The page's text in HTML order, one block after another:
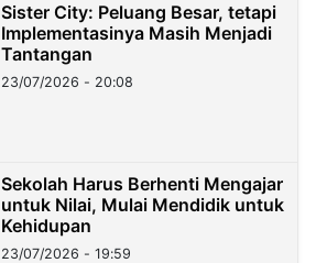
Sister City: Peluang Besar, tetapi
Implementasinya Masih Menjadi
Tantangan
23/07/2026 - 20:08
Sekolah Harus Berhenti Mengajar
untuk Nilai, Mulai Mendidik untuk
Kehidupan
23/07/2026 - 19:59